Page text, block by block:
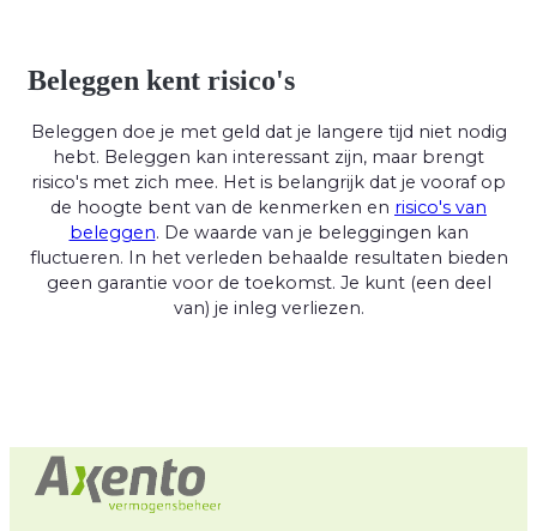
Beleggen kent risico's
Beleggen doe je met geld dat je langere tijd niet nodig
hebt. Beleggen kan interessant zijn, maar brengt
risico's met zich mee. Het is belangrijk dat je vooraf op
de hoogte bent van de kenmerken en risico's van
beleggen. De waarde van je beleggingen kan
fluctueren. In het verleden behaalde resultaten bieden
geen garantie voor de toekomst. Je kunt (een deel
van) je inleg verliezen.